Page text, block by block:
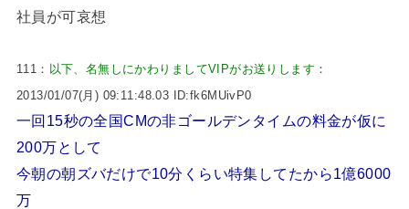
社員が可哀想
111： 以下、名無しにかわりましてVIPがお送りします ：
2013/01/07(月) 09:11:48.03 ID:fk6MUivP0
一回15秒の全国CMの非ゴールデンタイムの料金が仮に
200万として
今朝の朝ズバだけで10分くらい特集してたから1億6000
万